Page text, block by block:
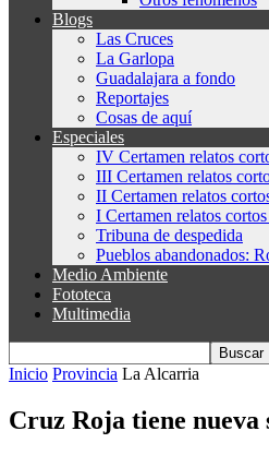
Blogs
Las Cruces
La Garlopa
Guadalajara a fondo
Reportajes
Cosas de aquí
Especiales
IV Certamen relatos
III Certamen relatos
II Certamen relatos
I Certamen relatos
Tribuna de despedida
Pueblos abandonados:
Medio Ambiente
Fototeca
Multimedia
Inicio Provincia La Alcarria
Cruz Roja tiene nueva